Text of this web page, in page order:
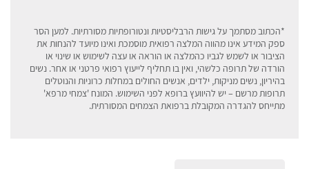
*הכתוב מסתמך על גישות הרבליסטיות ונטורופתיות מסורתיות. למען הסר
ספק המידע אינו מהווה המלצה רפואית מוסמכת ואינו מיועד להנחות את
הציבור או לשמש לגביו כהמלצה או הוראה או עצה לשימוש או שינוי או
הורדה של תרופה כלשהי, ואין בו תחליף לייעוץ רפואי פרטני או אחר. נשים
בהיריון, נשים מניקות, ילדים, אנשים החולים במחלות כרוניות והנוטלים
תרופות מרשם – יש להיוועץ ברופא לפני השימוש. המונח 'צמחי מרפא'
מתייחס להגדרה המקובלת ברפואת הצמחים המסורתית.